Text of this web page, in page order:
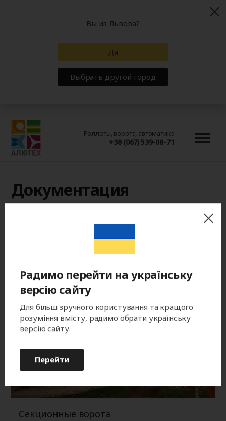
Роллеты, ворота, автоматика
+38 (067) 539-08-71
Документация
Секционные ворота
Вы из Львова?
Да
Выбрать другой город
Радимо перейти на українську
версію сайту
Для більш зручного користування та кращого
розуміння вмісту, радимо обрати українську
версію сайту.
Перейти